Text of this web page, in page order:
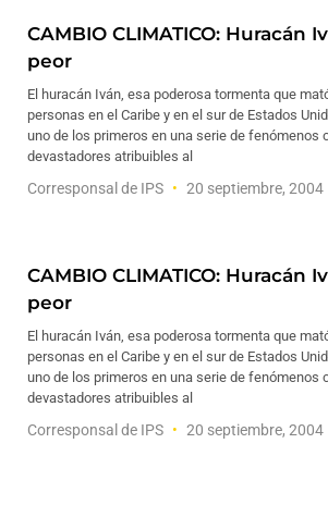
CAMBIO CLIMATICO: Huracán
peor
El huracán Iván, esa poderosa tormenta que
personas en el Caribe y en el sur de Estados
uno de los primeros en una serie de fenómenos
devastadores atribuibles al
Corresponsal de IPS 20 septiembre, 2004
CAMBIO CLIMATICO: Huracán
peor
El huracán Iván, esa poderosa tormenta que
personas en el Caribe y en el sur de Estados
uno de los primeros en una serie de fenómenos
devastadores atribuibles al
Corresponsal de IPS 20 septiembre, 2004